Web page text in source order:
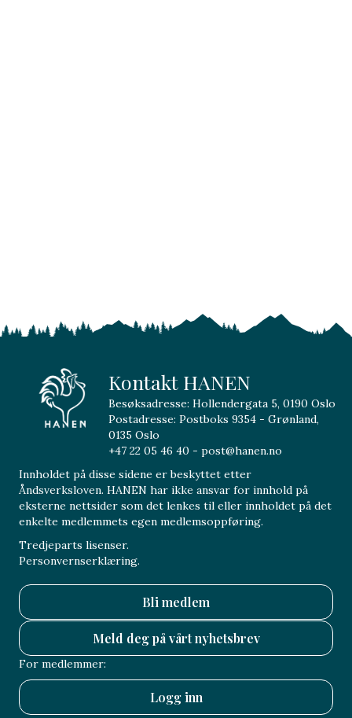
Kontakt HANEN
Besøksadresse: Hollendergata 5, 0190 Oslo
Postadresse: Postboks 9354 - Grønland,
0135 Oslo
+47 22 05 46 40 - post@hanen.no
Innholdet på disse sidene er beskyttet etter
Åndsverksloven. HANEN har ikke ansvar for innhold på
eksterne nettsider som det lenkes til eller innholdet på det
enkelte medlemmets egen medlemsoppføring.
Tredjeparts lisenser.
Personvernserklæring.
Bli medlem
Meld deg på vårt nyhetsbrev
For medlemmer:
Logg inn